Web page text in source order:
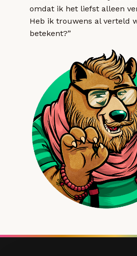
omdat ik het liefst alleen
Heb ik trouwens al verteld
betekent?”